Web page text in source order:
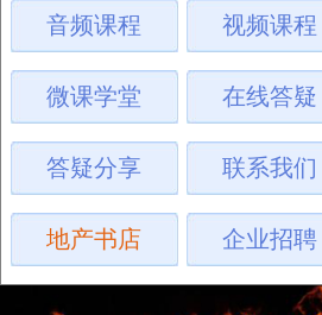
音频课程 视频课程
微课学堂 在线答疑
答疑分享 联系我们
地产书店 企业招聘